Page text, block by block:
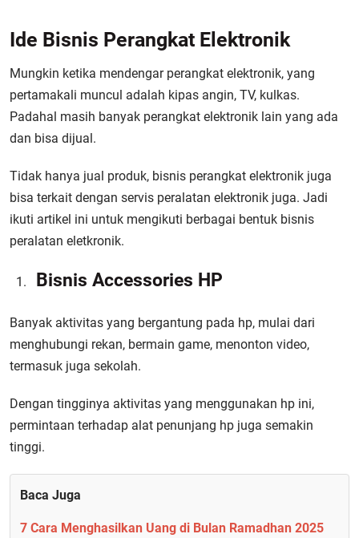
Ide Bisnis Perangkat Elektronik
Mungkin ketika mendengar perangkat elektronik, yang
pertamakali muncul adalah kipas angin, TV, kulkas.
Padahal masih banyak perangkat elektronik lain yang ada
dan bisa dijual.
Tidak hanya jual produk, bisnis perangkat elektronik juga
bisa terkait dengan servis peralatan elektronik juga. Jadi
ikuti artikel ini untuk mengikuti berbagai bentuk bisnis
peralatan eletkronik.
Bisnis Accessories HP
Banyak aktivitas yang bergantung pada hp, mulai dari
menghubungi rekan, bermain game, menonton video,
termasuk juga sekolah.
Dengan tingginya aktivitas yang menggunakan hp ini,
permintaan terhadap alat penunjang hp juga semakin
tinggi.
Baca Juga
7 Cara Menghasilkan Uang di Bulan Ramadhan 2025